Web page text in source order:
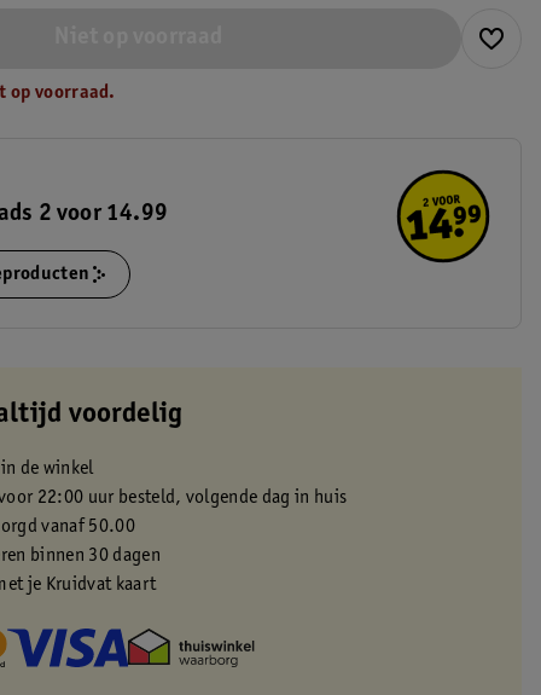
op voorraad.
2 voor 14.99
voordelig
de winkel
22:00 uur besteld, volgende dag in huis
vanaf 50.00
binnen 30 dagen
je Kruidvat kaart